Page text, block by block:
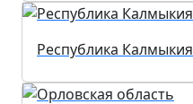
Республика Калмыкия